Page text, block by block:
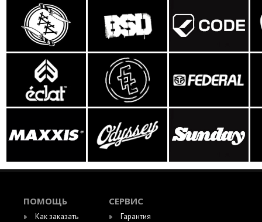
ПОМОЩЬ
Как заказать
СЕРВИС
Гарантия